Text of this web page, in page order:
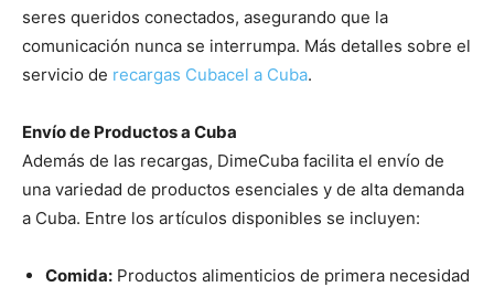
seres queridos conectados, asegurando que la
comunicación nunca se interrumpa. Más detalles sobre el
servicio de recargas Cubacel a Cuba.
Envío de Productos a Cuba
Además de las recargas, DimeCuba facilita el envío de
una variedad de productos esenciales y de alta demanda
a Cuba. Entre los artículos disponibles se incluyen:
Comida: Productos alimenticios de primera necesidad